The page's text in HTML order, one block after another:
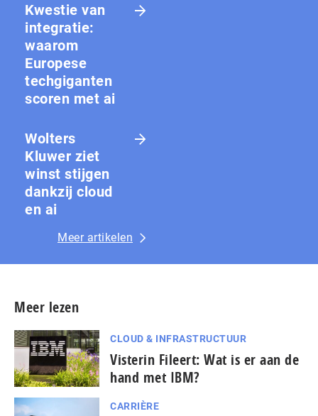
Kwestie van
integratie:
waarom
Europese
techgiganten
scoren met ai
Wolters
Kluwer ziet
winst stijgen
dankzij cloud
en ai
Meer artikelen
Meer lezen
CLOUD & INFRASTRUCTUUR
Visterin Fileert: Wat is er aan de
hand met IBM?
CARRIÈRE